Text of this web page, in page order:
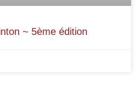
~ 5ème édition